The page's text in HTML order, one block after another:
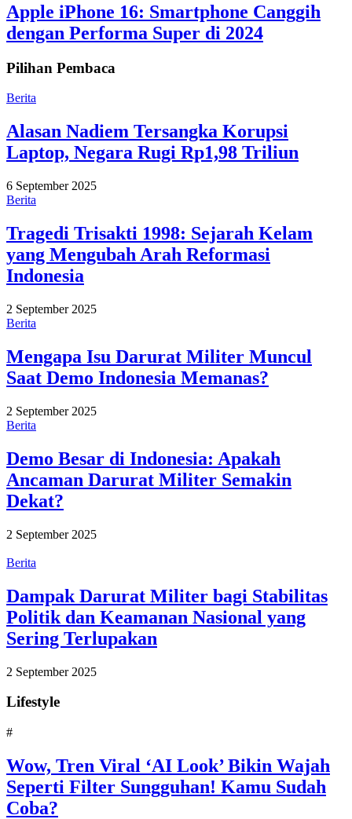
Apple iPhone 16: Smartphone Canggih
dengan Performa Super di 2024
Pilihan Pembaca
Berita
Alasan Nadiem Tersangka Korupsi
Laptop, Negara Rugi Rp1,98 Triliun
6 September 2025
Berita
Tragedi Trisakti 1998: Sejarah Kelam
yang Mengubah Arah Reformasi
Indonesia
2 September 2025
Berita
Mengapa Isu Darurat Militer Muncul
Saat Demo Indonesia Memanas?
2 September 2025
Berita
Demo Besar di Indonesia: Apakah
Ancaman Darurat Militer Semakin
Dekat?
2 September 2025
Berita
Dampak Darurat Militer bagi Stabilitas
Politik dan Keamanan Nasional yang
Sering Terlupakan
2 September 2025
Lifestyle
#
Wow, Tren Viral ‘AI Look’ Bikin Wajah
Seperti Filter Sungguhan! Kamu Sudah
Coba?